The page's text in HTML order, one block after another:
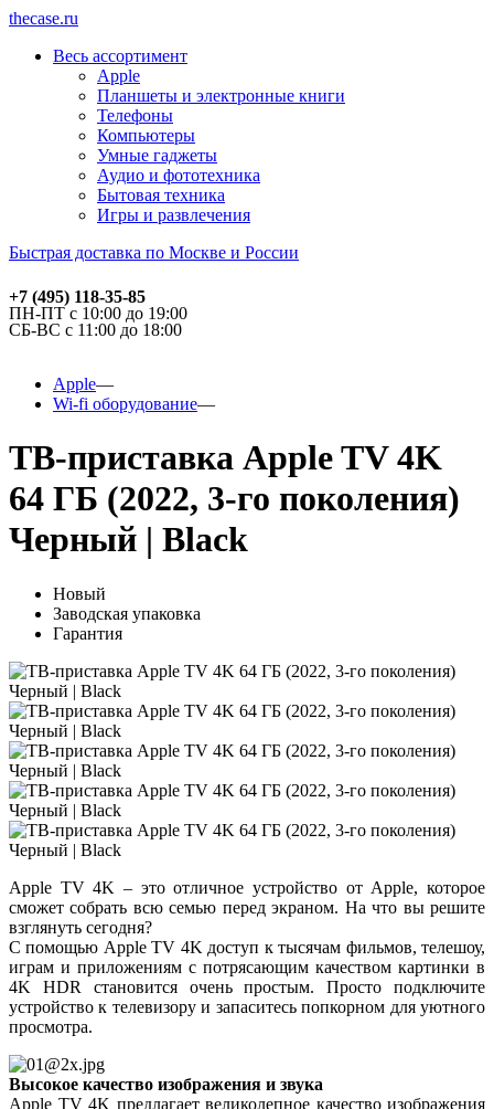
thecase.ru
Весь ассортимент
Apple
Планшеты и электронные книги
Телефоны
Компьютеры
Умные гаджеты
Аудио и фототехника
Бытовая техника
Игры и развлечения
Быстрая доставка по Москве и России
+7 (495) 118-35-85
ПН-ПТ с 10:00 до 19:00
СБ-ВС с 11:00 до 18:00
Apple
Wi-fi оборудование
ТВ-приставка Apple TV 4K
64 ГБ (2022, 3-го поколения)
Черный | Black
Новый
Заводская упаковка
Гарантия
Apple TV 4K – это отличное устройство от Apple, которое
сможет собрать всю семью перед экраном. На что вы решите
взглянуть сегодня?
С помощью Apple TV 4K доступ к тысячам фильмов, телешоу,
играм и приложениям с потрясающим качеством картинки в
4K HDR становится очень простым. Просто подключите
устройство к телевизору и запаситесь попкорном для уютного
просмотра.
Высокое качество изображения и звука
Apple TV 4K предлагает великолепное качество изображения